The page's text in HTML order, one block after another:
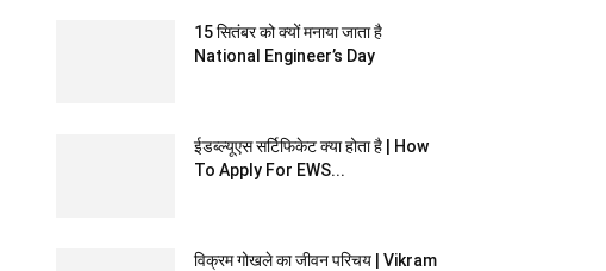
15 सितंबर को क्यों मनाया जाता है
National Engineer’s Day
ईडब्ल्यूएस सर्टिफिकेट क्या होता है | How
To Apply For EWS...
विक्रम गोखले का जीवन परिचय | Vikram